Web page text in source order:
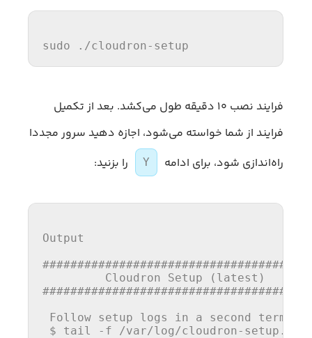
sudo ./cloudron-setup
فرایند نصب ۱۰ دقیقه طول می‌کشد. بعد از تکمیل
فرایند از شما خواسته می‌شود، اجازه دهید سرور مجددا
راه‌اندازی شود، برای ادامه
Y را بزنید:
Output
         Cloudron Setup (latest)
Follow setup logs in a second
$ tail -f /var/log/cloudron-setup.log